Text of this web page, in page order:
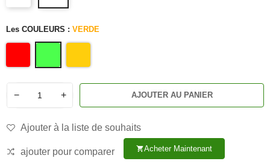
Les COULEURS : VERDE
− + AJOUTER AU PANIER
Ajouter à la liste de souhaits
ajouter pour comparer shopping_cartAcheter Maintenant